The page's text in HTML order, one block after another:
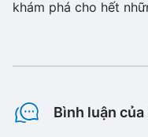
khám phá cho hết
Bình luận của